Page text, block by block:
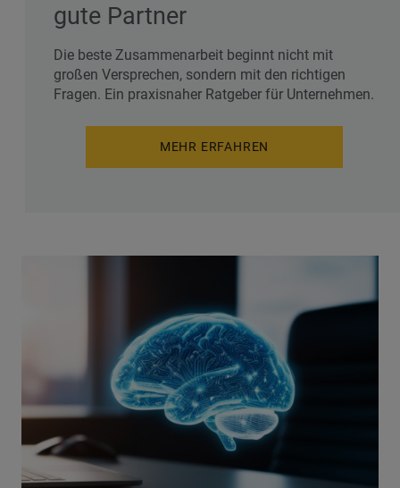
gute Partner
Die beste Zusammenarbeit beginnt nicht mit
großen Versprechen, sondern mit den richtigen
Fragen. Ein praxisnaher Ratgeber für Unternehmen.
MEHR ERFAHREN